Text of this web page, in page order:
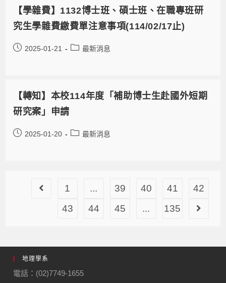
【學雜費】1132博士班、碩士班、在職專班研
究生學雜費繳費單注意事項(114/02/17止)
2025-01-21 最新消息
【轉知】本校114年度「補助博士生赴國外短期
研究案」申請
2025-01-20 最新消息
1 ... 39 40 41
42
43
44 45 ... 135
地理學系
電話：(02)7749-1655